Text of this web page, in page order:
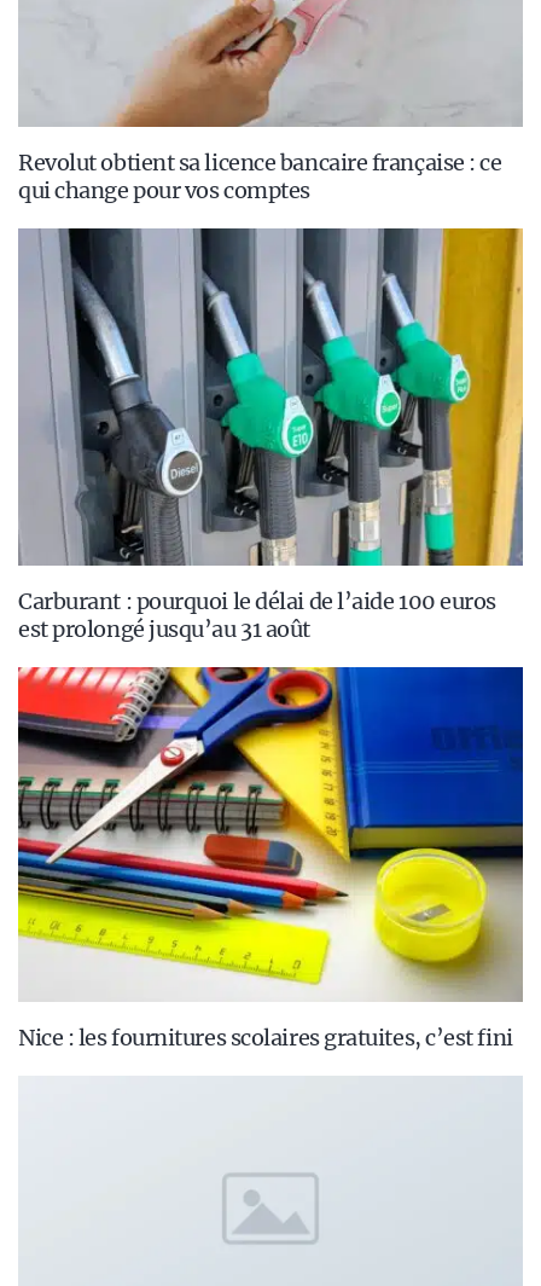
Revolut obtient sa licence bancaire française : ce
qui change pour vos comptes
Carburant : pourquoi le délai de l’aide 100 euros
est prolongé jusqu’au 31 août
Nice : les fournitures scolaires gratuites, c’est fini